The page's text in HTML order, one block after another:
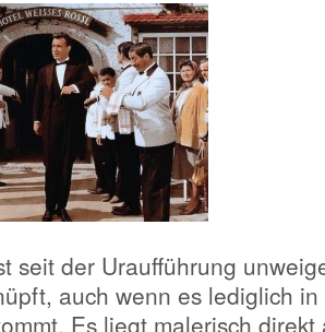
seit der Uraufführung
auch wenn es lediglich
Es liegt malerisch